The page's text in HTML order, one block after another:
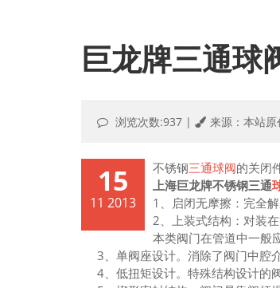
巨龙牌三通球
浏览次数:937 | 来源：本站
15
11 2013
不锈钢三通球阀的关闭
上海巨龙牌不锈钢三通
1、启闭无摩擦：完全
2、上装式结构：对装
本类阀门在管道中一般
3、单阀座设计。消除了阀门中腔
4、低扭矩设计。特殊结构设计的